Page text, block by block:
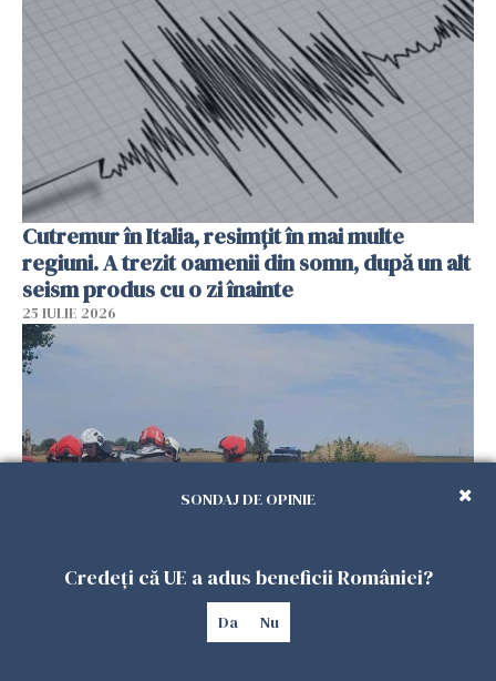
Cutremur în Italia, resimțit în mai multe
regiuni. A trezit oamenii din somn, după un alt
seism produs cu o zi înainte
25 IULIE 2026
Ciobanul care a găsit locul doborârii dronei a
fost ascuns de șeful de post al poliției
SONDAJ DE OPINIE
Credeți că UE a adus beneficii României?
Da Nu